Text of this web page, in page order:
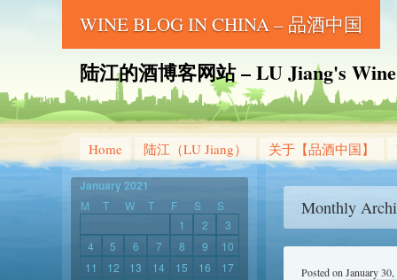
WINE BLOG IN CHINA – 品酒中国
陆江的酒博客网站 – LU Jiang's
Home 陆江（LU Jiang） 关于【品酒中国】
Monthly
Posted on January
January 2021
M T W T F S
S
1
2
3
4
5 6 7 8 9
10
11
12 13 14 15 16
17